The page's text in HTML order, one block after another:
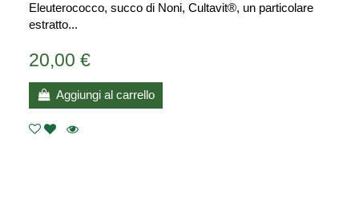
Eleuterococco, succo di Noni, Cultavit®, un particolare
estratto...
20,00 €
Aggiungi al carrello